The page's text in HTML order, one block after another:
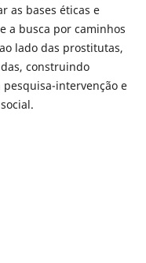
as bases éticas e
a busca por caminhos
lado das prostitutas,
construindo
intervenção e